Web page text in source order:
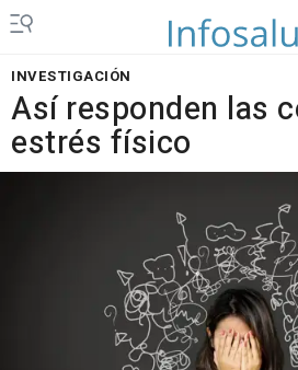
INVESTIGACIÓN
Así responden las
estrés físico